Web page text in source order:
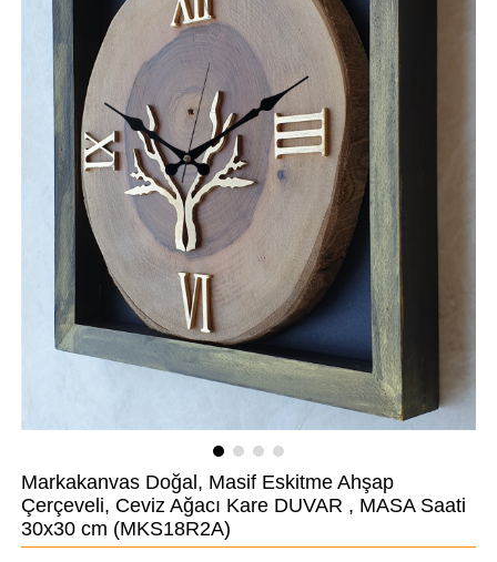
Markakanvas Doğal, Masif Eskitme Ahşap
Çerçeveli, Ceviz Ağacı Kare DUVAR , MASA Saati
30x30 cm (MKS18R2A)